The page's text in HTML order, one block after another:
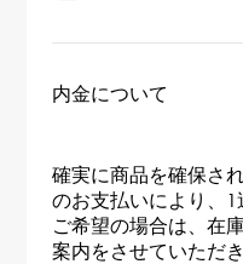
内金について
確実に商品を確保さ
のお支払いにより、1
ご希望の場合は、在
案内をさせていただき